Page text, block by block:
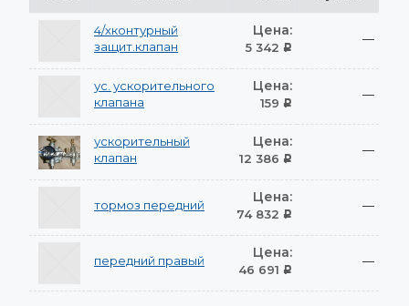
4/хконтурный
защит.клапан
Цена:
5 342 Р
—
ус. ускорительного
клапана
Цена:
159 Р
—
ускорительный
клапан
Цена:
12 386 Р
—
тормоз передний Цена:
74 832 Р
—
передний правый Цена:
46 691 Р
—